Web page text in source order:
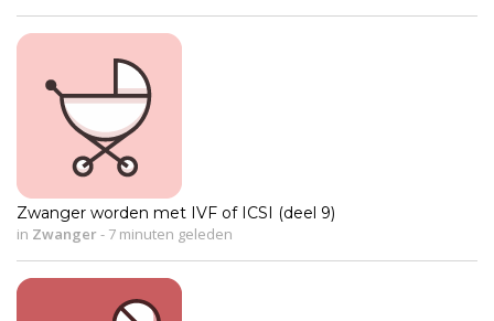
Zwanger worden met IVF of ICSI (deel 9)
in Zwanger- 7 minuten geleden